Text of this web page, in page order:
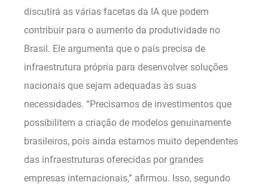
discutirá as várias facetas da IA que podem
contribuir para o aumento da produtividade no
Brasil. Ele argumenta que o país precisa de
infraestrutura própria para desenvolver soluções
nacionais que sejam adequadas às suas
necessidades. “Precisamos de investimentos que
possibilitem a criação de modelos genuinamente
brasileiros, pois ainda estamos muito dependentes
das infraestruturas oferecidas por grandes
empresas internacionais,” afirmou. Isso, segundo